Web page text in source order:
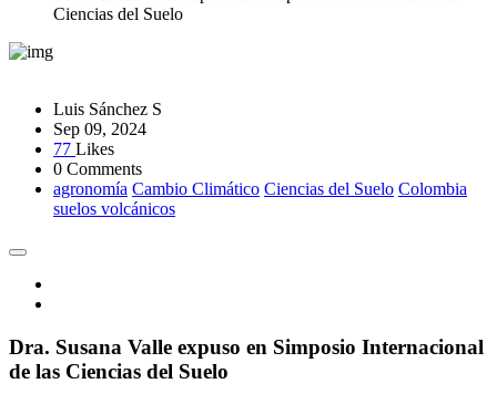
Ciencias del Suelo
Luis Sánchez S
Sep 09, 2024
77 Likes
0 Comments
agronomía Cambio Climático Ciencias del Suelo Colombia
suelos volcánicos
Dra. Susana Valle expuso en Simposio Internacional
de las Ciencias del Suelo